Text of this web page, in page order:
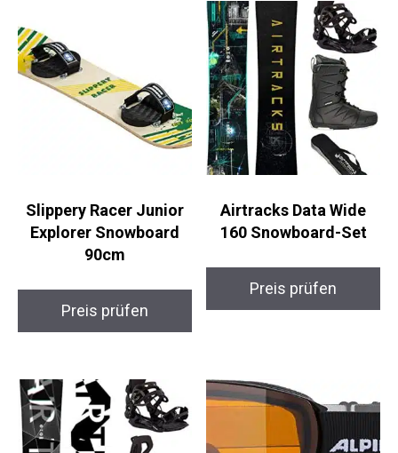
Ähnliche Produkte
Explorer Snowboard
90cm
Preis prüfen
Airtracks Data Wide
160 Snowboard-Set